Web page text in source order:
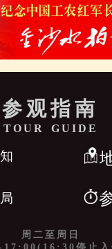
参观指南
TOUR GUIDE
周二至周日